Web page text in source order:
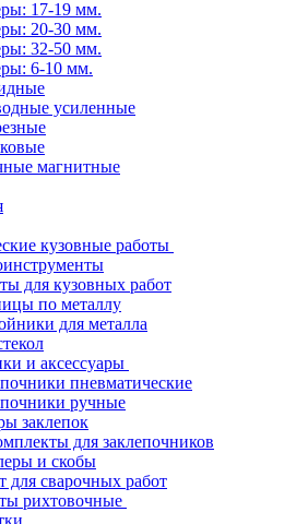
17-19 мм.
20-30 мм.
32-50 мм.
6-10 мм.
усиленные
магнитные
кузовные работы
для кузовных работ
по металлу
для металла
и аксессуары
пневматические
ручные
заклепок
для заклепочников
и скобы
для сварочных работ
рихтовочные